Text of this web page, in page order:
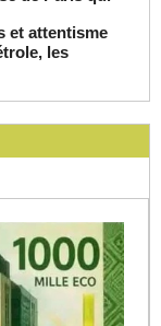
et attentisme
les